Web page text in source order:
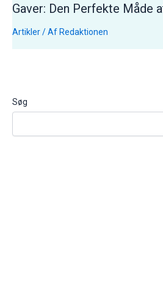
Gaver: Den Perfekte Måde
Artikler/ Af Redaktionen
Søg